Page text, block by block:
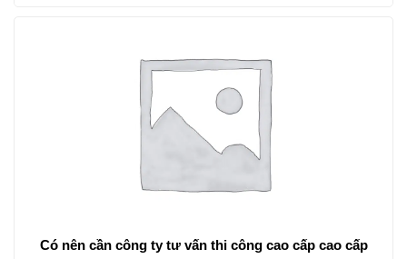
Có nên cần công ty tư vấn thi công cao cấp cao cấp